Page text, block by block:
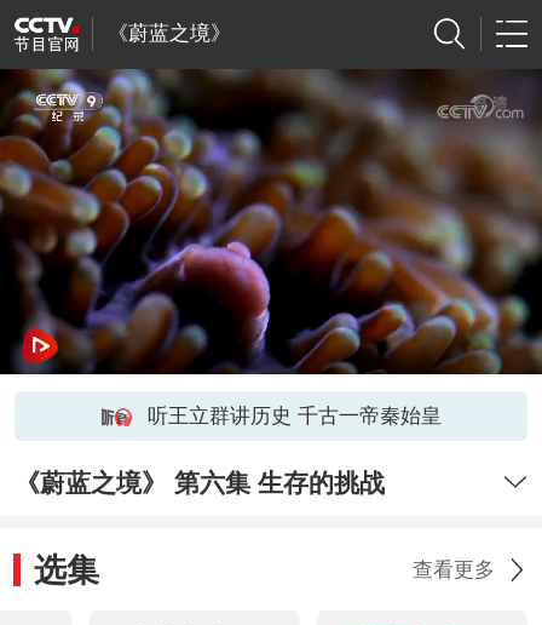
《蔚蓝之境》
听王立群讲历史 千古一帝秦始皇
《蔚蓝之境》 第六集 生存的挑战
选集 查看更多